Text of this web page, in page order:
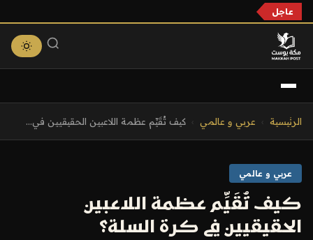
عاجل
الرئيسية عربي و عالمي كيف تُقَيِّم عظمة اللاعبين الحقيقيين في...
عربي و عالمي
كيف تُقَيِّم عظمة اللاعبين
الحقيقيين في كرة السلة؟